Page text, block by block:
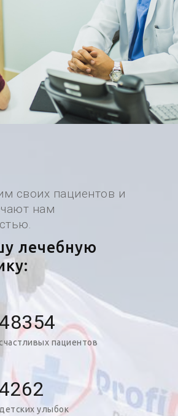
своих пациентов и
нам
лечебную
счастливых пациентов
детских улыбок